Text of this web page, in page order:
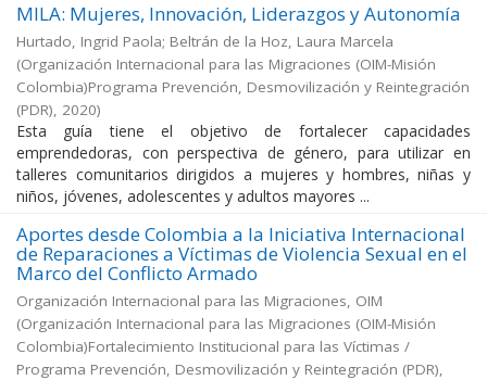
MILA: Mujeres, Innovación, Liderazgos y Autonomía
Hurtado, Ingrid Paola; Beltrán de la Hoz, Laura Marcela
(Organización Internacional para las Migraciones (OIM-Misión
Colombia)Programa Prevención, Desmovilización y Reintegración
(PDR), 2020)
Esta guía tiene el objetivo de fortalecer capacidades
emprendedoras, con perspectiva de género, para utilizar en
talleres comunitarios dirigidos a mujeres y hombres, niñas y
niños, jóvenes, adolescentes y adultos mayores ...
Aportes desde Colombia a la Iniciativa Internacional
de Reparaciones a Víctimas de Violencia Sexual en el
Marco del Conflicto Armado
Organización Internacional para las Migraciones, OIM
(Organización Internacional para las Migraciones (OIM-Misión
Colombia)Fortalecimiento Institucional para las Víctimas /
Programa Prevención, Desmovilización y Reintegración (PDR),